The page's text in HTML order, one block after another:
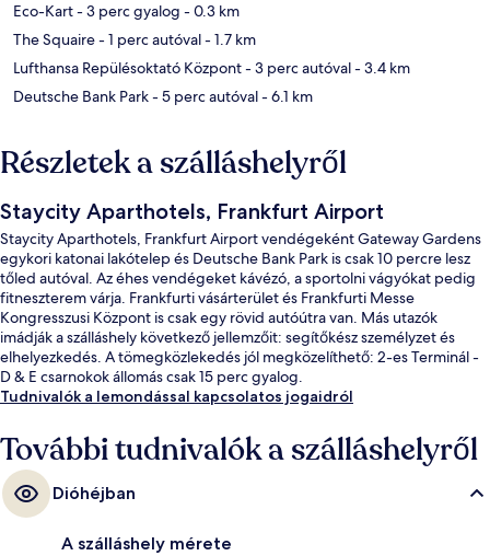
Eco-Kart- 3 perc gyalog - 0.3 km
The Squaire- 1 perc autóval- 1.7 km
Lufthansa Repülésoktató Központ- 3 perc autóval- 3.4 km
Deutsche Bank Park- 5 perc autóval- 6.1 km
Részletek a szálláshelyről
Staycity Aparthotels, Frankfurt Airport
Staycity Aparthotels, Frankfurt Airport vendégeként Gateway Gardens
egykori katonai lakótelep és Deutsche Bank Park is csak 10 percre lesz
tőled autóval. Az éhes vendégeket kávézó, a sportolni vágyókat pedig
fitneszterem várja. Frankfurti vásárterület és Frankfurti Messe
Kongresszusi Központ is csak egy rövid autóútra van. Más utazók
imádják a szálláshely következő jellemzőit: segítőkész személyzet és
elhelyezkedés. A tömegközlekedés jól megközelíthető: 2-es Terminál -
D & E csarnokok állomás csak 15 perc gyalog.
Tudnivalók a lemondással kapcsolatos jogaidról
További tudnivalók a szálláshelyről
Dióhéjban
A szálláshely mérete